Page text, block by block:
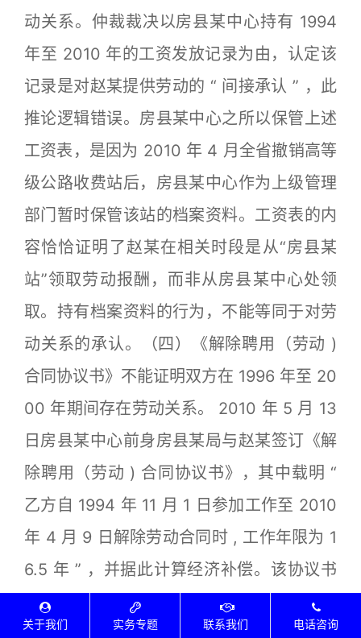
动关系。仲裁裁决以房县某中心持有 1994
年至 2010 年的工资发放记录为由，认定该
记录是对赵某提供劳动的 “ 间接承认 ” ，此
推论逻辑错误。房县某中心之所以保管上述
工资表，是因为 2010 年 4 月全省撤销高等
级公路收费站后，房县某中心作为上级管理
部门暂时保管该站的档案资料。工资表的内
容恰恰证明了赵某在相关时段是从“房县某
站”领取劳动报酬，而非从房县某中心处领
取。持有档案资料的行为，不能等同于对劳
动关系的承认。（四）《解除聘用（劳动 )
合同协议书》不能证明双方在 1996 年至 20
00 年期间存在劳动关系。 2010 年 5 月 13
日房县某中心前身房县某局与赵某签订《解
除聘用（劳动 ) 合同协议书》，其中载明 “
乙方自 1994 年 11 月 1 日参加工作至 2010
年 4 月 9 日解除劳动合同时 , 工作年限为 1
6.5 年 ” ，并据此计算经济补偿。该协议书
中的工作年限计算，是基于赵某自 1994 年
参加工作至 2010 年解除劳动合同的连续工
关于我们 实务专题 联系我们 电话咨询